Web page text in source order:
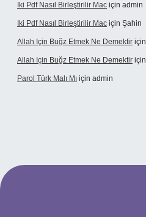
Iki Pdf Nasıl Birleştirilir Mac için admin
Iki Pdf Nasıl Birleştirilir Mac için Şahin
Allah Için Buğz Etmek Ne Demektir için
Allah Için Buğz Etmek Ne Demektir için
Parol Türk Malı Mı için admin
giriş